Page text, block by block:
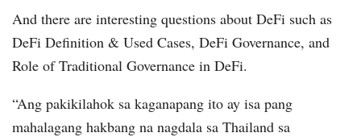
And there are interesting questions about DeFi such as
DeFi Definition & Used Cases, DeFi Governance, and
Role of Traditional Governance in DeFi.
“Ang pakikilahok sa kaganapang ito ay isa pang
mahalagang hakbang na nagdala sa Thailand sa